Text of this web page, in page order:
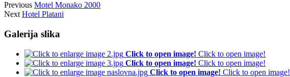
Previous Motel Monako 2000
Next Hotel Platani
Galerija slika
Click to open image! Click to open image!
Click to open image! Click to open image!
Click to open image! Click to open image!